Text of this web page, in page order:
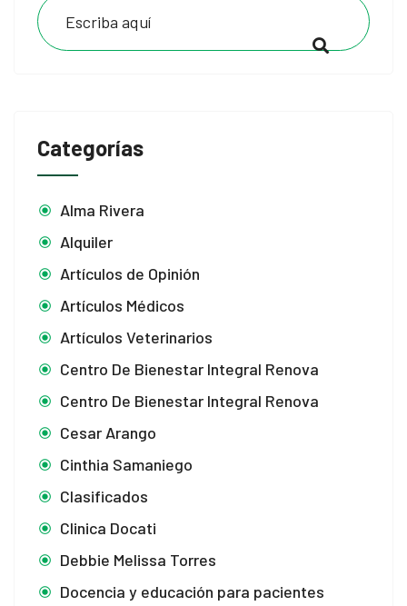
Categorías
Alma Rivera
Alquiler
Artículos de Opinión
Artículos Médicos
Artículos Veterinarios
Centro De Bienestar Integral Renova
Centro De Bienestar Integral Renova
Cesar Arango
Cinthia Samaniego
Clasificados
Clinica Docati
Debbie Melissa Torres
Docencia y educación para pacientes